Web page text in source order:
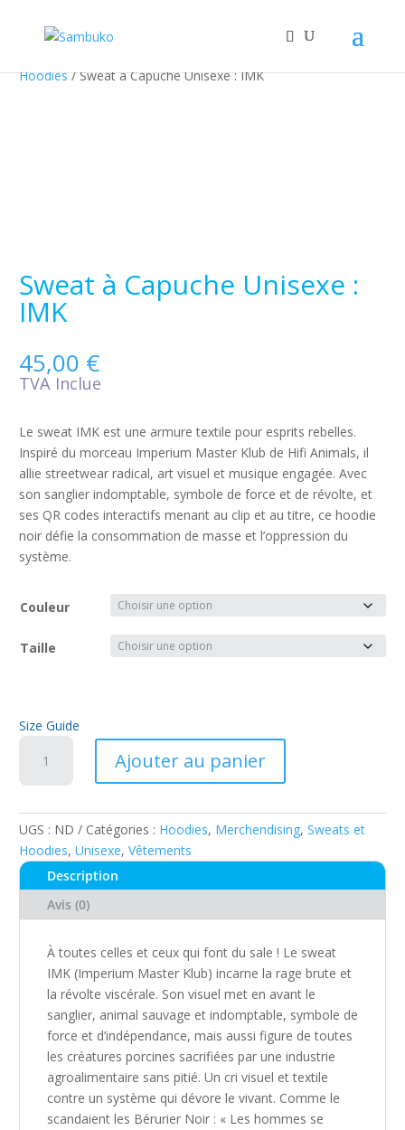
Hoodies/ Sweat à Capuche Unisexe : IMK
Sweat à Capuche Unisexe :
IMK
45,00 €
TVA Inclue
Le sweat IMK est une armure textile pour esprits rebelles.
Inspiré du morceau Imperium Master Klub de Hifi Animals, il
allie streetwear radical, art visuel et musique engagée. Avec
son sanglier indomptable, symbole de force et de révolte, et
ses QR codes interactifs menant au clip et au titre, ce hoodie
noir défie la consommation de masse et l’oppression du
système.
Couleur
Taille
Size Guide
quantité
Sweat
Capuche
Unisexe
:
IMK
Ajouter au panier
UGS : ND Catégories : Hoodies, Merchendising, Sweats et
Hoodies, Unisexe, Vêtements
Description
Avis (0)
À toutes celles et ceux qui font du sale ! Le sweat
IMK (Imperium Master Klub) incarne la rage brute et
la révolte viscérale. Son visuel met en avant le
sanglier, animal sauvage et indomptable, symbole de
force et d’indépendance, mais aussi figure de toutes
les créatures porcines sacrifiées par une industrie
agroalimentaire sans pitié. Un cri visuel et textile
contre un système qui dévore le vivant. Comme le
scandaient les Bérurier Noir : « Les hommes se